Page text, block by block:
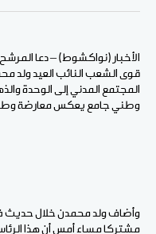
الفيسبوكPinterest
لينكد
الأخبار (نواكشوط) – دعا
قوى الشعب النائب العيد ولد
المجتمع المدني إلى الوحدة
وطني جامع يعكس معارضة
وأضاف ولد محمدن خلال حديث في
مشتركا مساء أمس أن هذا